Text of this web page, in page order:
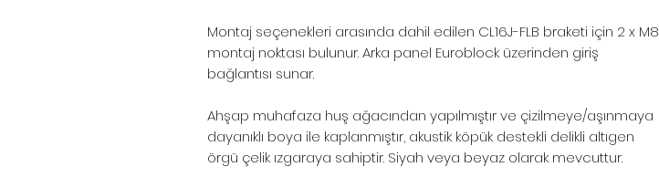
Montaj seçenekleri arasında dahil edilen CL16J-FLB braketi için 2 x M8
montaj noktası bulunur. Arka panel Euroblock üzerinden giriş
bağlantısı sunar.
Ahşap muhafaza huş ağacından yapılmıştır ve çizilmeye/aşınmaya
dayanıklı boya ile kaplanmıştır, akustik köpük destekli delikli altıgen
örgü çelik ızgaraya sahiptir. Siyah veya beyaz olarak mevcuttur.